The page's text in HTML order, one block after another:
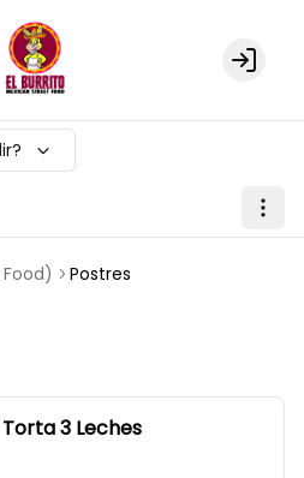
Login
Postres
Torta 3 Leches